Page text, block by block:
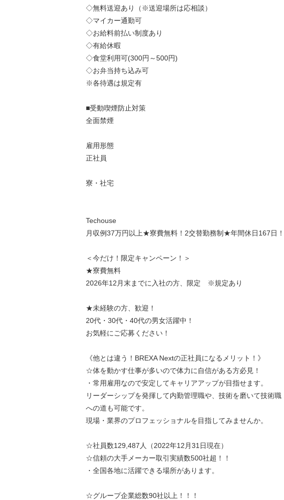
◇無料送迎あり（※送迎場所は応相談）
◇マイカー通勤可
◇お給料前払い制度あり
◇有給休暇
◇食堂利用可(300円～500円)
◇お弁当持ち込み可
※各待遇は規定有
■受動喫煙防止対策
全面禁煙
雇用形態
正社員
寮・社宅
Techouse
月収例37万円以上★寮費無料！2交替勤務制★年間休日167日！
＜今だけ！限定キャンペーン！＞
★寮費無料
2026年12月末までに入社の方、限定 ※規定あり
★未経験の方、歓迎！
20代・30代・40代の男女活躍中！
お気軽にご応募ください！
《他とは違う！BREXA Nextの正社員になるメリット！》
☆体を動かす仕事が多いので体力に自信がある方必見！
・常用雇用なので安定してキャリアアップが目指せます。
リーダーシップを発揮して内勤管理職や、技術を磨いて技術職
への道も可能です。
現場・業界のプロフェッショナルを目指してみませんか。
☆社員数129,487人（2022年12月31日現在）
☆信頼の大手メーカー取引実績数500社超！！
・全国各地に活躍できる場所があります。
☆グループ企業総数90社以上！！！